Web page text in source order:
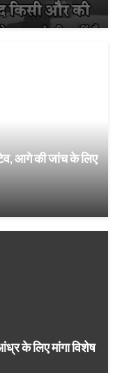
आगे की जांच के लिए
के लिए मांगा विशेष